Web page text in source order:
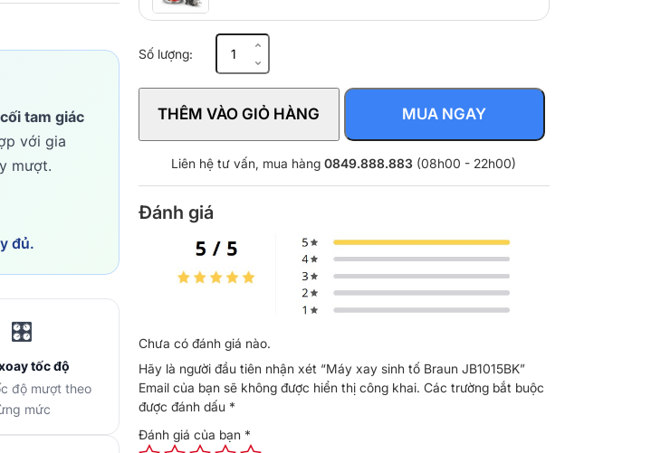
cối tam giác
với gia
mượt.
đủ.
🎛️
tốc độ
độ mượt theo
mức
Số lượng:
Máy
xay
Braun
JB1015BK
số
lượng
THÊM VÀO GIỎ HÀNG MUA NGAY
Liên hệ tư vấn, mua hàng 0849.888.883 (08h00 - 22h00)
Đánh giá
Chưa có đánh giá nào.
Hãy là người đầu tiên nhận xét “Máy xay sinh tố Braun JB1015BK”
Email của bạn sẽ không được hiển thị công khai. Các trường bắt buộc
được đánh dấu *
Đánh giá của bạn *